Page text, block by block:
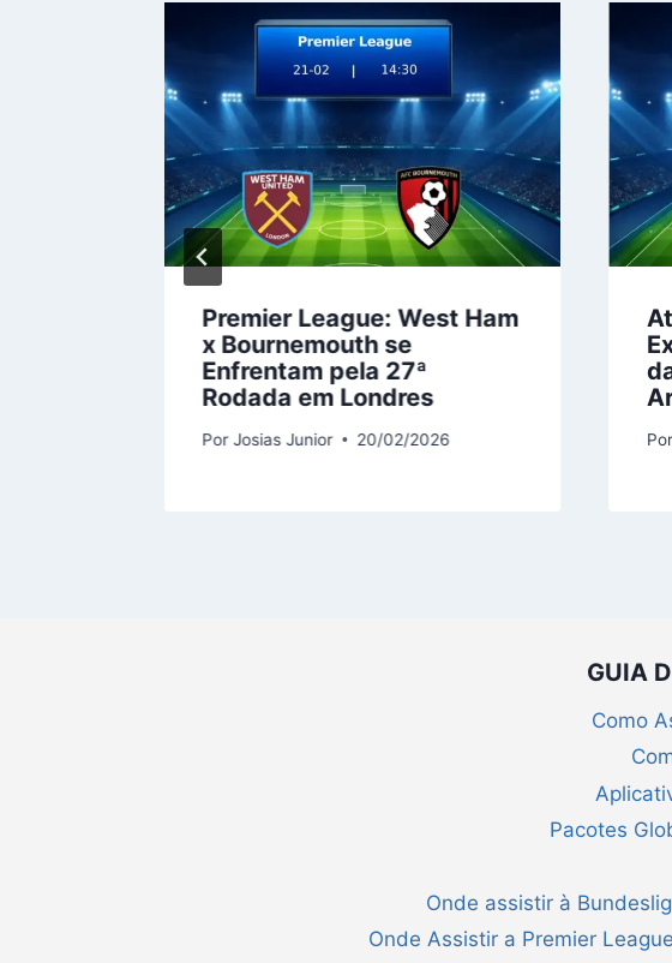
Premier League: West Ham
x Bournemouth se
Enfrentam pela 27ª
Rodada em Londres
PorJosias Junior 20/02/2026 Por
GUIA
Como
Pacotes
Onde assistir à
Onde Assistir a Premier